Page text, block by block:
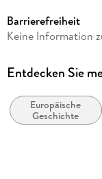
Herausgegeben von
Verlag/Hersteller
Produktart
kartoniert
Barrierefreiheit
Keine Information
Entdecken Sie
Europäische
Geschichte